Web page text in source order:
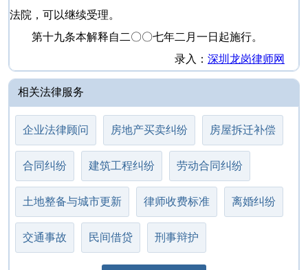
法院，可以继续受理。
第十九条本解释自二〇〇七年二月一日起施行。
录入： 深圳龙岗律师网
相关法律服务
企业法律顾问 房地产买卖纠纷 房屋拆迁补偿
合同纠纷 建筑工程纠纷 劳动合同纠纷
土地整备与城市更新 律师收费标准 离婚纠纷
交通事故 民间借贷 刑事辩护